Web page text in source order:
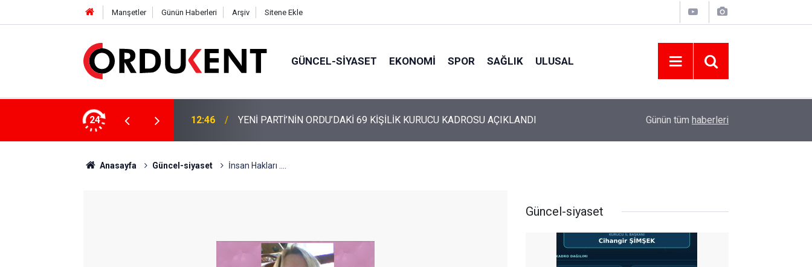
Manşetler Günün Haberleri Arşiv Sitene Ekle
GÜNCEL-SIYASET EKONOMI SPOR SAĞLIK ULUSAL
24
KURUCU KADROSU AÇIKLANDI 12:22 YENİ PARTİ ALTINORDU’DA KURUCU YÖNETİMİNİ AÇIKLADI ORDU ASKF’DEN İŞ DÜNYASINA AMATÖR
Günün tüm haberleri
Anasayfa Güncel-siyaset İnsan Hakları ....
Güncel-siyaset